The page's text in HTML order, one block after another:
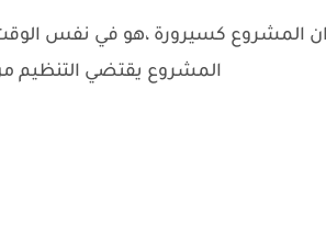
ان المشروع كسيرورة ،هو في نفس الوقت
المشروع يقتضي التنظيم